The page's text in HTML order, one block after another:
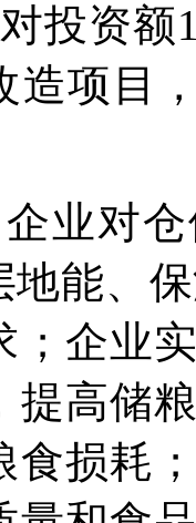
对投资额
造项目
企业对
地能、
；企业
提高储
食损耗